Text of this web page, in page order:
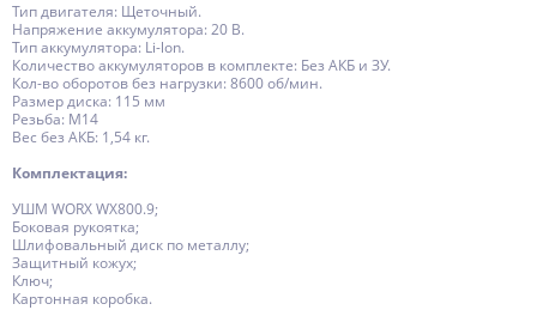
Тип двигателя: Щеточный.
Напряжение аккумулятора: 20 В.
Тип аккумулятора: Li-lon.
Количество аккумуляторов в комплекте: Без АКБ и ЗУ.
Кол-во оборотов без нагрузки: 8600 об/мин.
Размер диска: 115 мм
Резьба: М14
Вес без АКБ: 1,54 кг.
Комплектация:
УШМ WORX WX800.9;
Боковая рукоятка;
Шлифовальный диск по металлу;
Защитный кожух;
Ключ;
Картонная коробка.